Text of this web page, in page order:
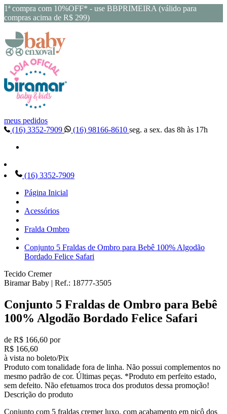
1ª compra com 10%OFF* - use BBPRIMEIRA (válido para
compras acima de R$ 299)
meus pedidos
(16) 3352-7909
(16) 98166-8610 seg. a sex. das 8h às 17h
(16) 3352-7909
Página Inicial
Acessórios
Fralda Ombro
Conjunto 5 Fraldas de Ombro para Bebê 100% Algodão
Bordado Felice Safari
Tecido Cremer
Biramar Baby | Ref.: 18777-3505
Conjunto 5 Fraldas de Ombro para Bebê
100% Algodão Bordado Felice Safari
de R$ 166,60 por
R$ 166,60
à vista no boleto/Pix
Produto com tonalidade fora de linha. Não possui complementos no
mesmo padrão de cor. Últimas peças. *Produto em perfeito estado,
sem defeito. Não efetuamos troca dos produtos dessa promoção!
Descrição do produto
Conjunto com 5 fraldas cremer luxo, com acabamento em picô dos